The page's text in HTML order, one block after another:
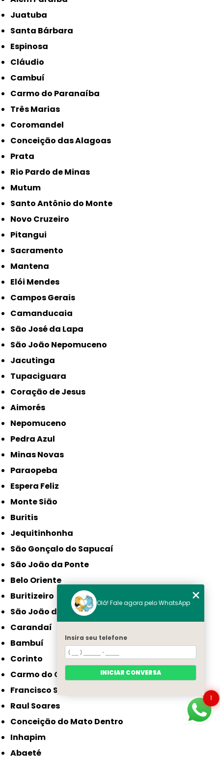
Juatuba
Santa Bárbara
Espinosa
Cláudio
Cambuí
Carmo do Paranaíba
Três Marias
Coromandel
Conceição das Alagoas
Prata
Rio Pardo de Minas
Mutum
Santo Antônio do Monte
Novo Cruzeiro
Pitangui
Sacramento
Mantena
Elói Mendes
Campos Gerais
Camanducaia
São José da Lapa
São João Nepomuceno
Jacutinga
Tupaciguara
Coração de Jesus
Aimorés
Nepomuceno
Pedra Azul
Minas Novas
Paraopeba
Espera Feliz
Monte Sião
Buritis
Jequitinhonha
São Gonçalo do Sapucaí
São João da Ponte
Belo Oriente
Buritizeiro
São João do Paraíso
Carandaí
Bambuí
Corinto
Carmo do Cajuru
Francisco Sá
Raul Soares
Conceição do Mato Dentro
Inhapim
Abaeté
1
Olá! Fale agora pelo WhatsApp
Insira seu telefone
INICIAR CONVERSA